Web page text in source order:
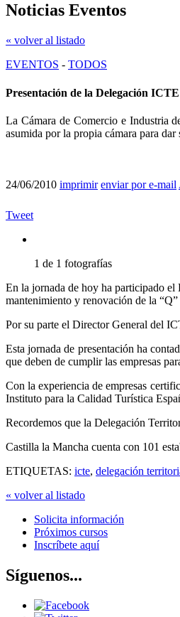
Noticias Eventos
« volver al listado
EVENTOS - TODOS
Presentación de la Delegación
La Cámara de Comercio e Industria
asumida por la propia cámara para
24/06/2010 imprimir enviar por e-mail
Tweet
1 de 1 fotografías
En la jornada de hoy ha participado el
mantenimiento y renovación de la
Por su parte el Director General del
Esta jornada de presentación ha
que deben de cumplir las empresas
Con la experiencia de empresas
Instituto para la Calidad Turística
Recordemos que la Delegación
Castilla la Mancha cuenta con 101
ETIQUETAS: icte, delegación
« volver al listado
Solicita información
Próximos cursos
Inscríbete aquí
Síguenos...